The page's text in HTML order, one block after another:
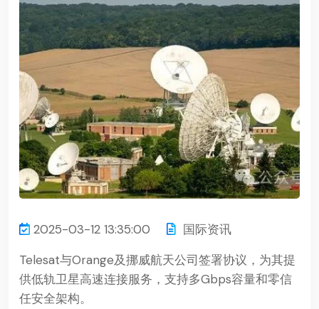
2025-03-12 13:35:00
国际资讯
Telesat与Orange及挪威航天公司签署协议，为其提
供低轨卫星高速连接服务，支持多Gbps容量和零信
任安全架构。